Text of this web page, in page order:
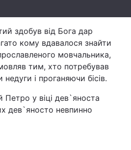
Думки
Вакансії
здобув від Бога дар
кому вдавалося знайти
мовчальника,
тим, хто потребував
і проганяючи бісів.
у віці дев`яноста
дев`яносто невпинно